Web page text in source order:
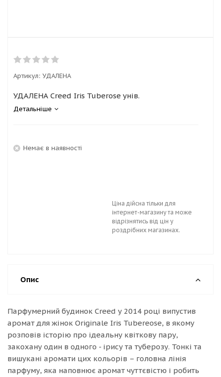
Артикул: УДАЛЕНА
УДАЛЕНА Creed Iris Tuberose унів.
Детальніше
Немає в наявності
Ціна дійсна тільки для
інтернет-магазину та може
відрізнятись від цін у
роздрібних магазинах.
Опис
Парфумерний будинок Creed у 2014 році випустив
аромат для жінок Originale Iris Tubereose, в якому
розповів історію про ідеальну квіткову пару,
закохану один в одного - ірису та туберозу. Тонкі та
вишукані аромати цих кольорів – головна лінія
парфуму, яка наповнює аромат чуттєвістю і робить